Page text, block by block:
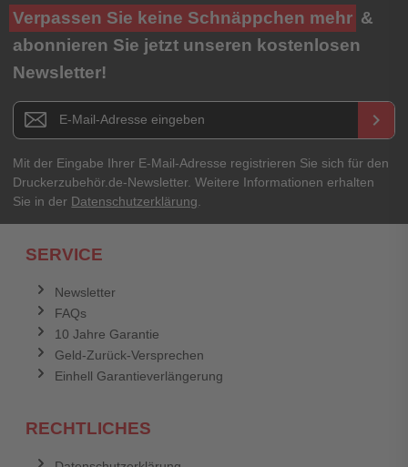
Verpassen Sie keine Schnäppchen mehr &
abonnieren Sie jetzt unseren kostenlosen
Newsletter!
Newsletter E-Mail Adresse keyboard_arrow_right
Mit der Eingabe Ihrer E-Mail-Adresse registrieren Sie sich für den
Druckerzubehör.de-Newsletter. Weitere Informationen erhalten
Sie in der Datenschutzerklärung
SERVICE
Newsletter
FAQs
10 Jahre Garantie
Geld-Zurück-Versprechen
Einhell Garantieverlängerung
RECHTLICHES